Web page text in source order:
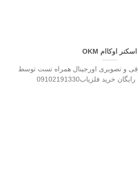
اسکنر اوکاام OKM
و تصویری اورجینال همراه تست توسط
خرید فلزیاب09102191330